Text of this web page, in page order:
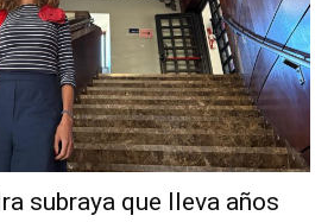
subraya que lleva años